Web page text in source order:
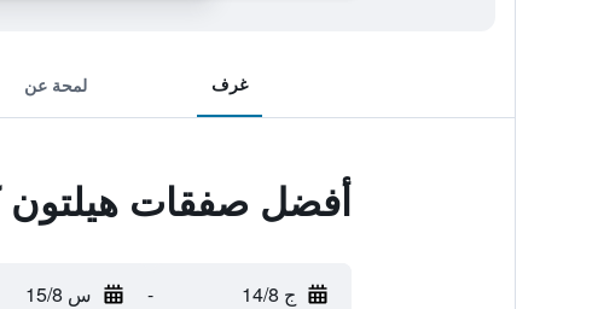
غرف لمحة عن
أفضل صفقات هيلتون
ج 14/8 - س 15/8